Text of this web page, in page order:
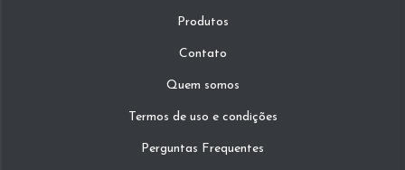
Produtos
Contato
Quem somos
Termos de uso e condições
Perguntas Frequentes